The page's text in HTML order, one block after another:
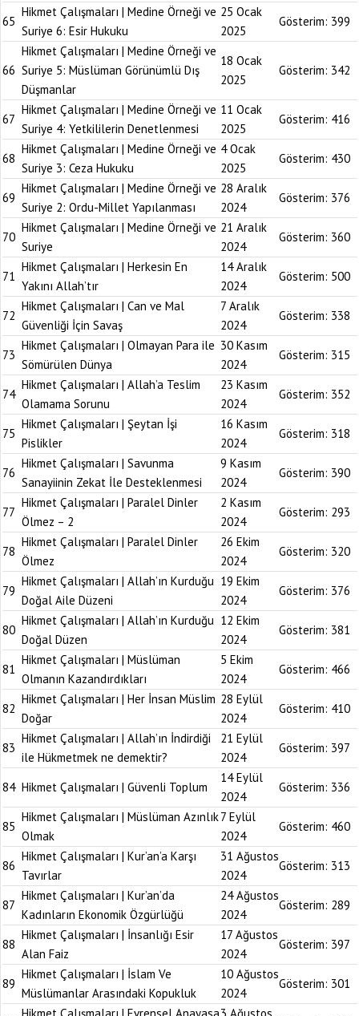
65
Hikmet Çalışmaları | Medine Örneği ve
Suriye 6: Esir Hukuku
25 Ocak
2025
Gösterim: 399
66
Hikmet Çalışmaları | Medine Örneği ve
Suriye 5: Müslüman Görünümlü Dış
Düşmanlar
18 Ocak
2025
Gösterim: 342
67
Hikmet Çalışmaları | Medine Örneği ve
Suriye 4: Yetkililerin Denetlenmesi
11 Ocak
2025
Gösterim: 416
68
Hikmet Çalışmaları | Medine Örneği ve
Suriye 3: Ceza Hukuku
4 Ocak
2025
Gösterim: 430
69
Hikmet Çalışmaları | Medine Örneği ve
Suriye 2: Ordu-Millet Yapılanması
28 Aralık
2024
Gösterim: 376
70
Hikmet Çalışmaları | Medine Örneği ve
Suriye
21 Aralık
2024
Gösterim: 360
71
Hikmet Çalışmaları | Herkesin En
Yakını Allah’tır
14 Aralık
2024
Gösterim: 500
72
Hikmet Çalışmaları | Can ve Mal
Güvenliği İçin Savaş
7 Aralık
2024
Gösterim: 338
73
Hikmet Çalışmaları | Olmayan Para ile
Sömürülen Dünya
30 Kasım
2024
Gösterim: 315
74
Hikmet Çalışmaları | Allah’a Teslim
Olamama Sorunu
23 Kasım
2024
Gösterim: 352
75
Hikmet Çalışmaları | Şeytan İşi
Pislikler
16 Kasım
2024
Gösterim: 318
76
Hikmet Çalışmaları | Savunma
Sanayiinin Zekat İle Desteklenmesi
9 Kasım
2024
Gösterim: 390
77
Hikmet Çalışmaları | Paralel Dinler
Ölmez – 2
2 Kasım
2024
Gösterim: 293
78
Hikmet Çalışmaları | Paralel Dinler
Ölmez
26 Ekim
2024
Gösterim: 320
79
Hikmet Çalışmaları | Allah’ın Kurduğu
Doğal Aile Düzeni
19 Ekim
2024
Gösterim: 376
80
Hikmet Çalışmaları | Allah’ın Kurduğu
Doğal Düzen
12 Ekim
2024
Gösterim: 381
81
Hikmet Çalışmaları | Müslüman
Olmanın Kazandırdıkları
5 Ekim
2024
Gösterim: 466
82
Hikmet Çalışmaları | Her İnsan Müslim
Doğar
28 Eylül
2024
Gösterim: 410
83
Hikmet Çalışmaları | Allah’ın İndirdiği
ile Hükmetmek ne demektir?
21 Eylül
2024
Gösterim: 397
84 Hikmet Çalışmaları | Güvenli Toplum
14 Eylül
2024
Gösterim: 336
85
Hikmet Çalışmaları | Müslüman Azınlık
Olmak
7 Eylül
2024
Gösterim: 460
86
Hikmet Çalışmaları | Kur’an’a Karşı
Tavırlar
31 Ağustos
2024
Gösterim: 313
87
Hikmet Çalışmaları | Kur’an’da
Kadınların Ekonomik Özgürlüğü
24 Ağustos
2024
Gösterim: 289
88
Hikmet Çalışmaları | İnsanlığı Esir
Alan Faiz
17 Ağustos
2024
Gösterim: 397
89
Hikmet Çalışmaları | İslam Ve
Müslümanlar Arasındaki Kopukluk
10 Ağustos
2024
Gösterim: 301